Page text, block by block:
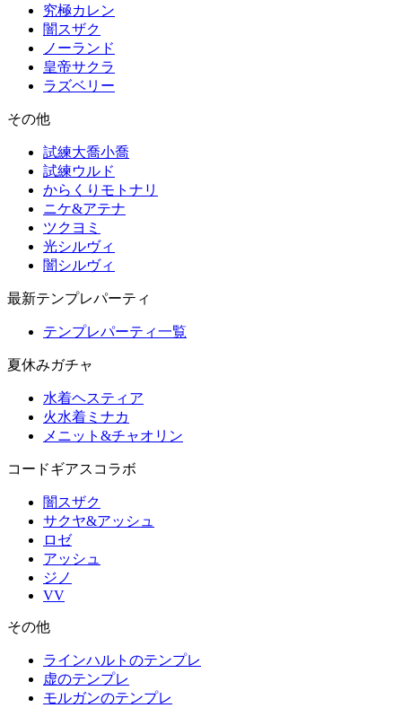
究極カレン
闇スザク
ノーランド
皇帝サクラ
ラズベリー
その他
試練大喬小喬
試練ウルド
からくりモトナリ
ニケ&アテナ
ツクヨミ
光シルヴィ
闇シルヴィ
最新テンプレパーティ
テンプレパーティ一覧
夏休みガチャ
水着ヘスティア
火水着ミナカ
メニット&チャオリン
コードギアスコラボ
闇スザク
サクヤ&アッシュ
ロゼ
アッシュ
ジノ
VV
その他
ラインハルトのテンプレ
虚のテンプレ
モルガンのテンプレ